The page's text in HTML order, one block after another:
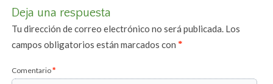
Deja una respuesta
Tu dirección de correo electrónico no será publicada. Los
campos obligatorios están marcados con*
Comentario*